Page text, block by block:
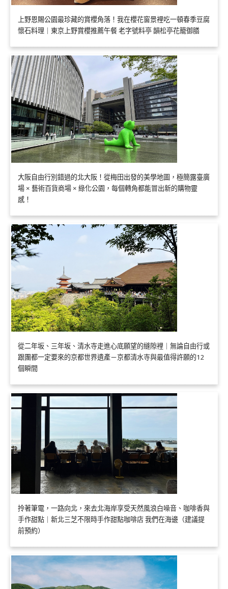
上野恩賜公園最珍藏的賞櫻角落！我在櫻花窗景裡吃一頓春季豆腐
懷石料理｜東京上野賞櫻推薦午餐 老字號料亭 韻松亭花籠御膳
大阪自由行別錯過的北大阪！從梅田出發的美學地圖，極簡露臺廣
場 × 藝術百貨商場 × 綠化公園，每個轉角都能冒出新的購物靈
感！
從二年坂、三年坂、清水寺走進心底願望的縫隙裡｜無論自由行或
跟團都一定要來的京都世界遺產－京都清水寺與最值得許願的12
個瞬間
拎著筆電，一路向北，來去北海岸享受天然風浪白噪音、咖啡香與
手作甜點｜新北三芝不限時手作甜點咖啡店 我們在海邊（建議提
前預約）